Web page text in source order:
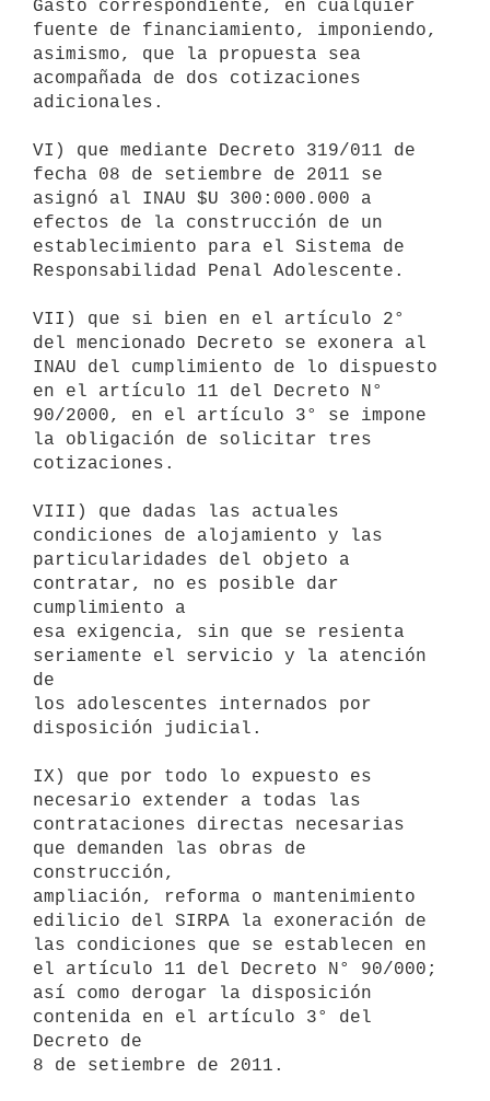
Gasto correspondiente, en cualquier
fuente de financiamiento, imponiendo,
asimismo, que la propuesta sea
acompañada de dos cotizaciones
adicionales.
VI) que mediante Decreto 319/011 de
fecha 08 de setiembre de 2011 se
asignó al INAU $U 300:000.000 a
efectos de la construcción de un
establecimiento para el Sistema de
Responsabilidad Penal Adolescente.
VII) que si bien en el artículo 2°
del mencionado Decreto se exonera al
INAU del cumplimiento de lo dispuesto
en el artículo 11 del Decreto N°
90/2000, en el artículo 3° se impone
la obligación de solicitar tres
cotizaciones.
VIII) que dadas las actuales
condiciones de alojamiento y las
particularidades del objeto a
contratar, no es posible dar
cumplimiento a
esa exigencia, sin que se resienta
seriamente el servicio y la atención
de
los adolescentes internados por
disposición judicial.
IX) que por todo lo expuesto es
necesario extender a todas las
contrataciones directas necesarias
que demanden las obras de
construcción,
ampliación, reforma o mantenimiento
edilicio del SIRPA la exoneración de
las condiciones que se establecen en
el artículo 11 del Decreto N° 90/000;
así como derogar la disposición
contenida en el artículo 3° del
Decreto de
8 de setiembre de 2011.